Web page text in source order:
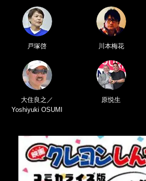
戸塚啓 川本梅花
大住良之／
Yoshiyuki OSUMI
原悦生